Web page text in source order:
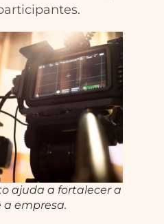
ajuda a fortalecer a
a empresa.